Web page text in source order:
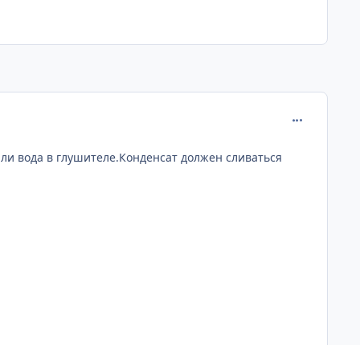
вода в глушителе.Конденсат должен сливаться